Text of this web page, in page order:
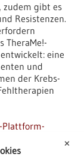
zudem gibt es
Resistenzen.
TheraMe!-
eine
und
der Krebs-
✕